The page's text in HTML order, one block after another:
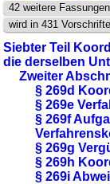
42 weitere Fassungen
wird in 431
Siebter Teil
die derselben
Zweiter
§ 269d
§ 269e
§ 269f
§ 269g
§ 269h
§ 269i